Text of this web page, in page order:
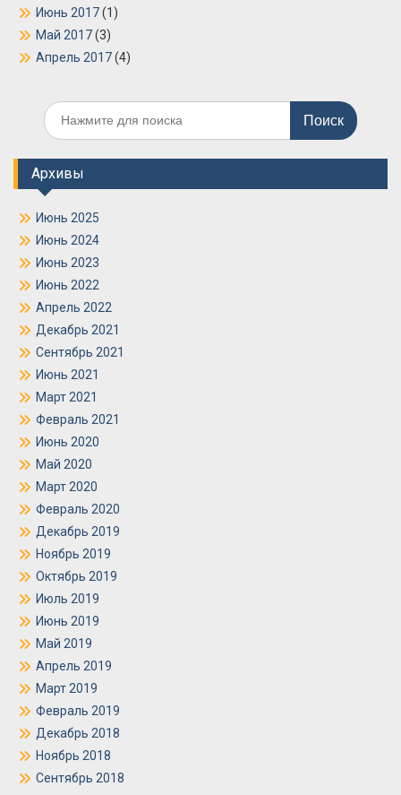
Июнь 2017(1)
Май 2017(3)
Апрель 2017(4)
Поиск
по:
Архивы
Июнь 2025
Июнь 2024
Июнь 2023
Июнь 2022
Апрель 2022
Декабрь 2021
Сентябрь 2021
Июнь 2021
Март 2021
Февраль 2021
Июнь 2020
Май 2020
Март 2020
Февраль 2020
Декабрь 2019
Ноябрь 2019
Октябрь 2019
Июль 2019
Июнь 2019
Май 2019
Апрель 2019
Март 2019
Февраль 2019
Декабрь 2018
Ноябрь 2018
Сентябрь 2018